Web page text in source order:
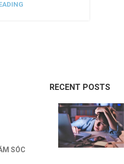
SÓC
RECENT POSTS